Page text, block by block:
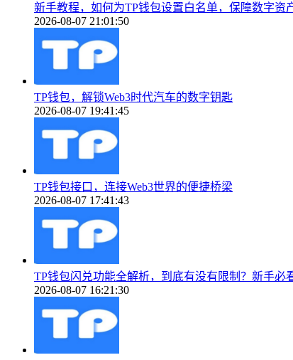
新手教程，如何为TP钱包设置白名单，保障数字资
2026-08-07 21:01:50
TP钱包，解锁Web3时代汽车的数字钥匙
2026-08-07 19:41:45
TP钱包接口，连接Web3世界的便捷桥梁
2026-08-07 17:41:43
TP钱包闪兑功能全解析，到底有没有限制？新手必
2026-08-07 16:21:30